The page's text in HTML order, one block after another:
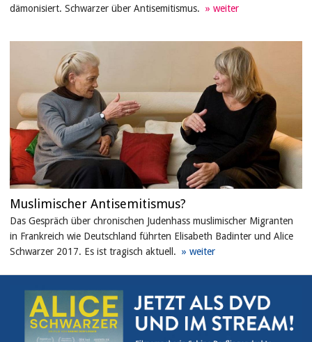
dämonisiert. Schwarzer über Antisemitismus.
Muslimischer Antisemitismus?
Das Gespräch über chronischen Judenhass muslimischer Migranten
in Frankreich wie Deutschland führten Elisabeth Badinter und Alice
Schwarzer 2017. Es ist tragisch aktuell.